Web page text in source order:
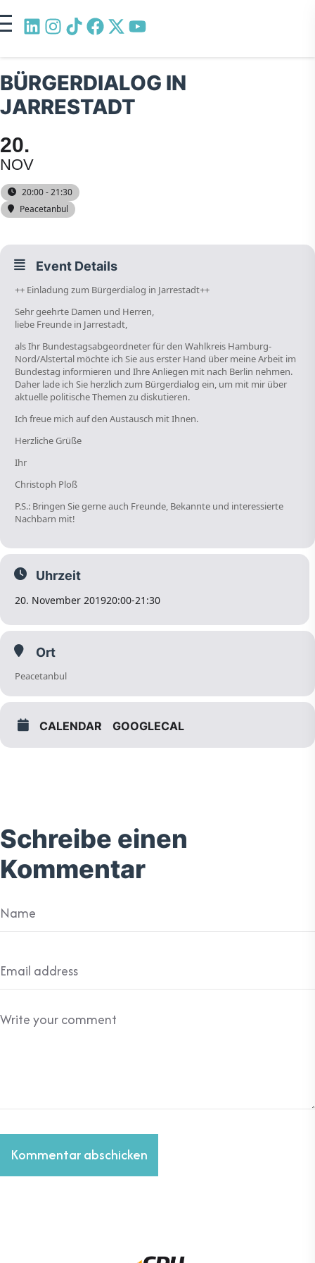
BÜRGERDIALOG IN
JARRESTADT
20
NOV
20:00 - 21:30
Peacetanbul
Event Details
++ Einladung zum Bürgerdialog in Jarrestadt++
Sehr geehrte Damen und Herren,
liebe Freunde in Jarrestadt,
als Ihr Bundestagsabgeordneter für den Wahlkreis Hamburg-
Nord/Alstertal möchte ich Sie aus erster Hand über meine Arbeit im
Bundestag informieren und Ihre Anliegen mit nach Berlin nehmen.
Daher lade ich Sie herzlich zum Bürgerdialog ein, um mit mir über
aktuelle politische Themen zu diskutieren.
Ich freue mich auf den Austausch mit Ihnen.
Herzliche Grüße
Ihr
Christoph Ploß
P.S.: Bringen Sie gerne auch Freunde, Bekannte und interessierte
Nachbarn mit!
Uhrzeit
20. November 201920:00-21:30
Ort
Peacetanbul
CALENDAR GOOGLECAL
Schreibe einen
Kommentar